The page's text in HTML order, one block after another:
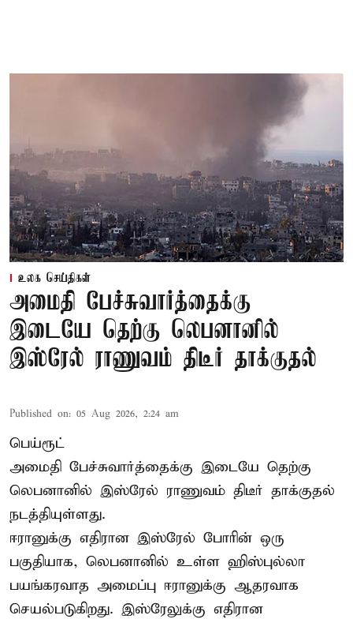
உலக செய்திகள்
அமைதி பேச்சுவார்த்தைக்கு
இடையே தெற்கு லெபனானில்
இஸ்ரேல் ராணுவம் திடீர் தாக்குதல்
Published on: 05 Aug 2026, 2:24 am
பெய்ரூட்
அமைதி பேச்சுவார்த்தைக்கு இடையே தெற்கு
லெபனானில் இஸ்ரேல் ராணுவம் திடீர் தாக்குதல்
நடத்தியுள்ளது.
ஈரானுக்கு எதிரான இஸ்ரேல் போரின் ஒரு
பகுதியாக, லெபனானில் உள்ள ஹிஸ்புல்லா
பயங்கரவாத அமைப்பு ஈரானுக்கு ஆதரவாக
செயல்படுகிறது. இஸ்ரேலுக்கு எதிரான